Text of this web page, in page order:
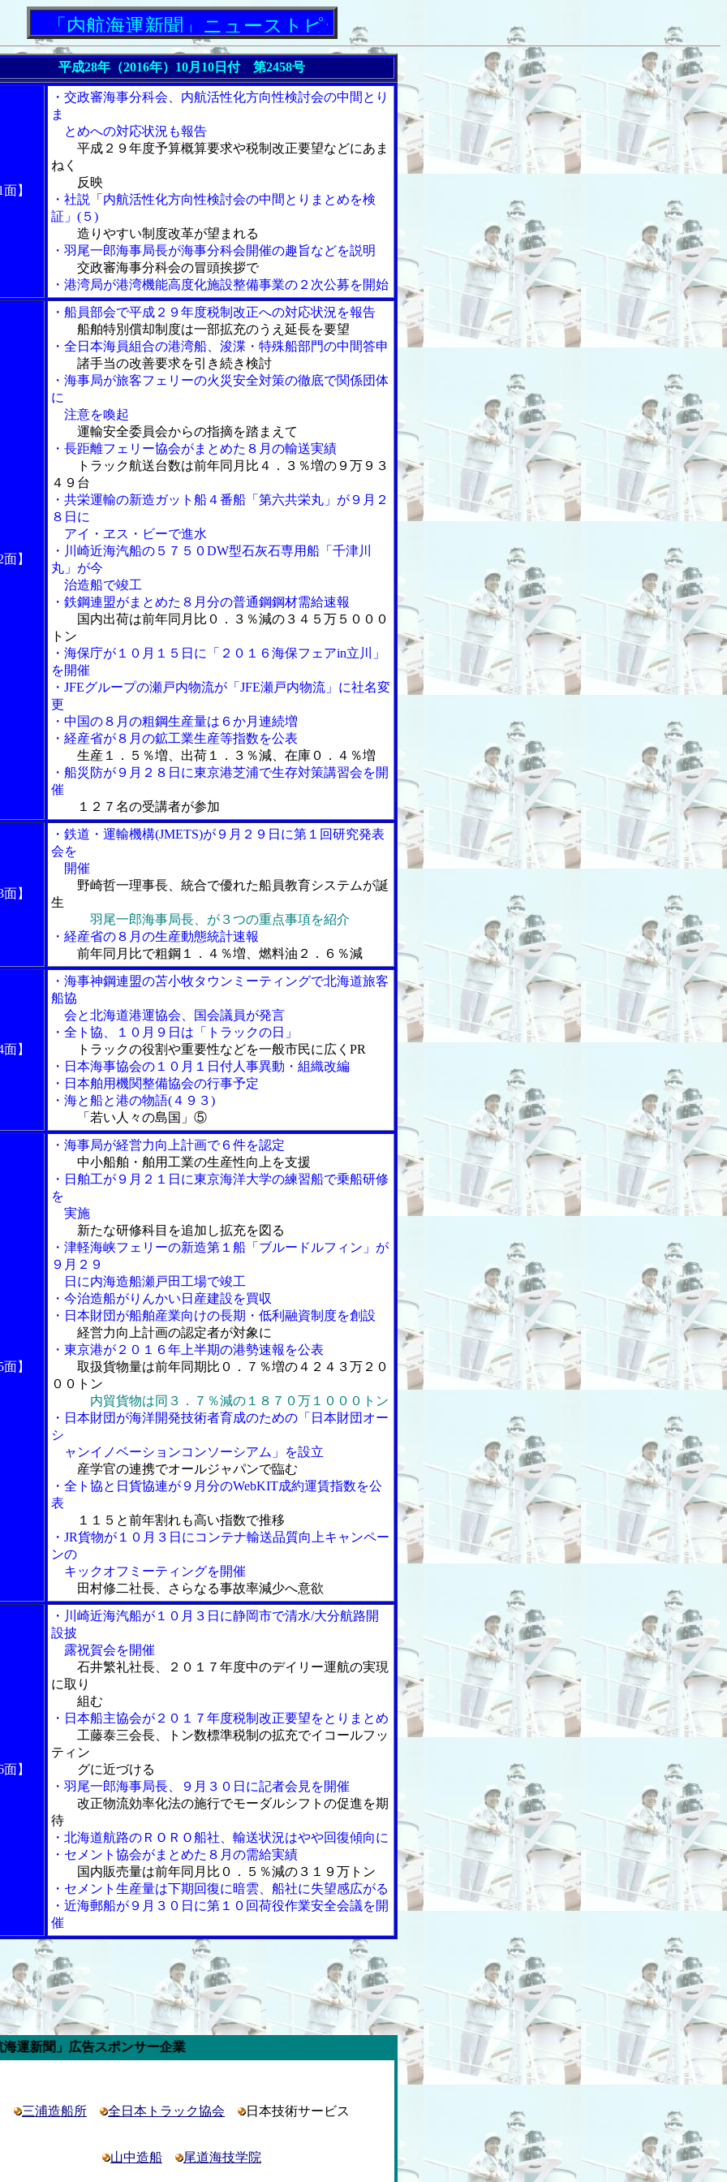
「内航海運新聞」ニューストピックス
平成28年（2016年） 10月10日付 第2458号
】
・交政審海事分科会、内航活性化方向性検討会の中間とり
ま
とめへの対応状況も報告
平成２９年度予算概算要求や税制改正要望などにあま
ねく
反映
・社説「内航活性化方向性検討会の中間とりまとめを検
証」(５)
造りやすい制度改革が望まれる
・羽尾一郎海事局長が海事分科会開催の趣旨などを説明
交政審海事分科会の冒頭挨拶で
・港湾局が港湾機能高度化施設整備事業の２次公募を開始
】
・船員部会で平成２９年度税制改正への対応状況を報告
船舶特別償却制度は一部拡充のうえ延長を要望
・全日本海員組合の港湾船、浚渫・特殊船部門の中間答申
諸手当の改善要求を引き続き検討
・海事局が旅客フェリーの火災安全対策の徹底で関係団体
に
注意を喚起
運輸安全委員会からの指摘を踏まえて
・長距離フェリー協会がまとめた８月の輸送実績
トラック航送台数は前年同月比４．３％増の９万９３
４９台
・共栄運輸の新造ガット船４番船「第六共栄丸」が９月２
８日に
アイ・ヱス・ビーで進水
・川崎近海汽船の５７５０DW型石灰石専用船「千津川
丸」が今
治造船で竣工
・鉄鋼連盟がまとめた８月分の普通鋼鋼材需給速報
国内出荷は前年同月比０．３％減の３４５万５０００
トン
・海保庁が１０月１５日に「２０１６海保フェアin立川」
を開催
・JFEグループの瀬戸内物流が「JFE瀬戸内物流」に社名変
更
・中国の８月の粗鋼生産量は６か月連続増
・経産省が８月の鉱工業生産等指数を公表
生産１．５％増、出荷１．３％減、在庫０．４％増
・船災防が９月２８日に東京港芝浦で生存対策講習会を開
催
１２７名の受講者が参加
】
・鉄道・運輸機構(JMETS)が９月２９日に第１回研究発表
会を
開催
野崎哲一理事長、統合で優れた船員教育システムが誕
生
羽尾一郎海事局長、が３つの重点事項を紹介
・経産省の８月の生産動態統計速報
前年同月比で粗鋼１．４％増、燃料油２．６％減
】
・海事神鋼連盟の苫小牧タウンミーティングで北海道旅客
船協
会と北海道港運協会、国会議員が発言
・全ト協、１０月９日は「トラックの日」
トラックの役割や重要性などを一般市民に広くPR
・日本海事協会の１０月１日付人事異動・組織改編
・日本舶用機関整備協会の行事予定
・海と船と港の物語(４９３)
「若い人々の島国」⑤
】
・海事局が経営力向上計画で６件を認定
中小船舶・舶用工業の生産性向上を支援
・日舶工が９月２１日に東京海洋大学の練習船で乗船研修
を
実施
新たな研修科目を追加し拡充を図る
・津軽海峡フェリーの新造第１船「ブルードルフィン」が
９月２９
日に内海造船瀬戸田工場で竣工
・今治造船がりんかい日産建設を買収
・日本財団が船舶産業向けの長期・低利融資制度を創設
経営力向上計画の認定者が対象に
・東京港が２０１６年上半期の港勢速報を公表
取扱貨物量は前年同期比０．７％増の４２４３万２０
００トン
内貿貨物は同３．７％減の１８７０万１０００トン
・日本財団が海洋開発技術者育成のための「日本財団オー
シ
ャンイノベーションコンソーシアム」を設立
産学官の連携でオールジャパンで臨む
・全ト協と日貨協連が９月分のWebKIT成約運賃指数を公
表
１１５と前年割れも高い指数で推移
・JR貨物が１０月３日にコンテナ輸送品質向上キャンペー
ンの
キックオフミーティングを開催
田村修二社長、さらなる事故率減少へ意欲
】
・川崎近海汽船が１０月３日に静岡市で清水/大分航路開
設披
露祝賀会を開催
石井繁礼社長、２０１７年度中のデイリー運航の実現
に取り
組む
・日本船主協会が２０１７年度税制改正要望をとりまとめ
工藤泰三会長、トン数標準税制の拡充でイコールフッ
ティン
グに近づける
・羽尾一郎海事局長、９月３０日に記者会見を開催
改正物流効率化法の施行でモーダルシフトの促進を期
待
・北海道航路のＲＯＲＯ船社、輸送状況はやや回復傾向に
・セメント協会がまとめた８月の需給実績
国内販売量は前年同月比０．５％減の３１９万トン
・セメント生産量は下期回復に暗雲、船社に失望感広がる
・近海郵船が９月３０日に第１０回荷役作業安全会議を開
催
告スポンサー企業
三浦造船所 全日本トラック協会 日本技術サービス
山中造船 尾道海技学院